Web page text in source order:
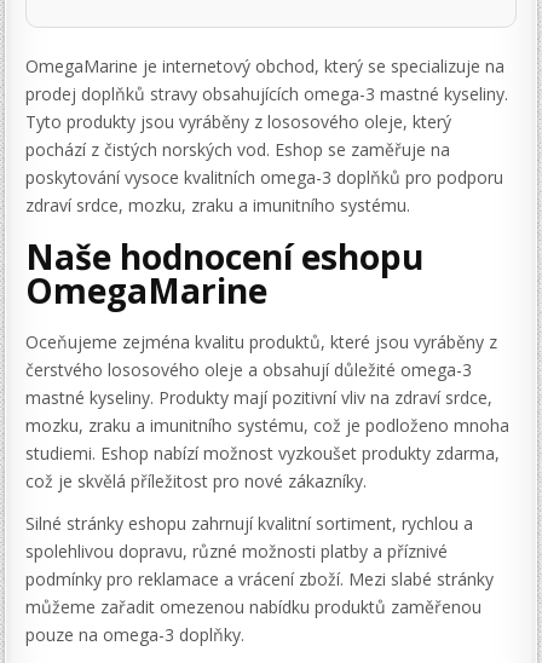
OmegaMarine je internetový obchod, který se specializuje na
prodej doplňků stravy obsahujících omega-3 mastné kyseliny.
Tyto produkty jsou vyráběny z lososového oleje, který
pochází z čistých norských vod. Eshop se zaměřuje na
poskytování vysoce kvalitních omega-3 doplňků pro podporu
zdraví srdce, mozku, zraku a imunitního systému.
Naše hodnocení eshopu
OmegaMarine
Oceňujeme zejména kvalitu produktů, které jsou vyráběny z
čerstvého lososového oleje a obsahují důležité omega-3
mastné kyseliny. Produkty mají pozitivní vliv na zdraví srdce,
mozku, zraku a imunitního systému, což je podloženo mnoha
studiemi. Eshop nabízí možnost vyzkoušet produkty zdarma,
což je skvělá příležitost pro nové zákazníky.
Silné stránky eshopu zahrnují kvalitní sortiment, rychlou a
spolehlivou dopravu, různé možnosti platby a příznivé
podmínky pro reklamace a vrácení zboží. Mezi slabé stránky
můžeme zařadit omezenou nabídku produktů zaměřenou
pouze na omega-3 doplňky.